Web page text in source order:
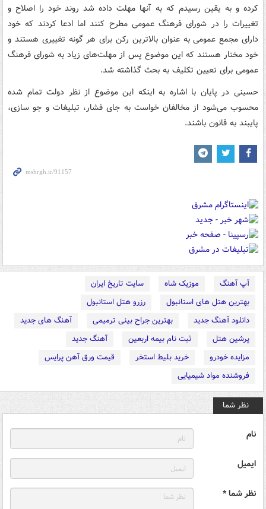
کرده و به یقین رسیدم که به آنها مهلت داده شد روند خود را اصلاح و
تغییرات را در شورای فرهنگ عمومی مطرح کنند اما ادعا کردند که خود
دارای مجمع عمومی به عنوان بالاترین رکن برای هر گونه تغییری هستند و
خود مختار هستند که این موضوع پس از مهلت‌های زیاد به شورای فرهنگ
عمومی برای تعیین تکلیف به بحث گذاشته شد.
حسینی در پایان با اشاره به اینکه این موضوع از نظر دولت تمام شده
محسوب می‌شود از مخالفان خواست به جای فشار، تبلیغات و جو سازی،
پایبند به قانون باشند.
آپ آهنگ موزیک شاه
سایت تاریخ ایران
بهترین هتل های استانبول
رزرو هتل استانبول
دانلود آهنگ جدید
بهترین جراح بینی ترمیمی
آهنگ های جدید
پرشین هتل
ثبت نام بیمه اربعین
آهنگ جدید
مزایده خودرو
خرید بلیط استخر
قیمت ورق آهن پرایس
فروشنده مواد شیمیایی
نظر شما
نام
ایمیل
نظر شما *